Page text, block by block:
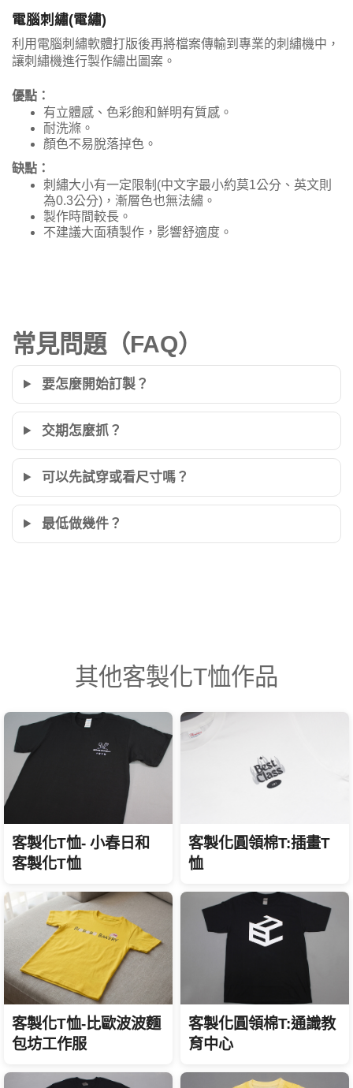
電腦刺繡(電繡)
利用電腦刺繡軟體打版後再將檔案傳輸到專業的刺繡機中，
讓刺繡機進行製作繡出圖案。
優點：
有立體感、色彩飽和鮮明有質感。
耐洗滌。
顏色不易脫落掉色。
缺點：
刺繡大小有一定限制(中文字最小約莫1公分、英文則
為0.3公分)，漸層色也無法繡。
製作時間較長。
不建議大面積製作，影響舒適度。
常見問題（FAQ）
要怎麼開始訂製？
交期怎麼抓？
可以先試穿或看尺寸嗎？
最低做幾件？
其他客製化T恤作品
客製化T恤- 小春日和
客製化T恤
客製化圓領棉T:插畫T
恤
客製化T恤-比歐波波麵
包坊工作服
客製化圓領棉T:通識教
育中心